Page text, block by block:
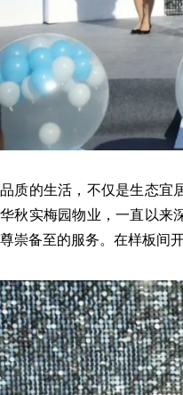
品质的生活，不仅是生态宜
华秋实梅园物业，一直以来
尊崇备至的服务。在样板间